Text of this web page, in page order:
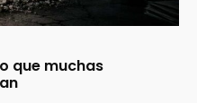
que muchas